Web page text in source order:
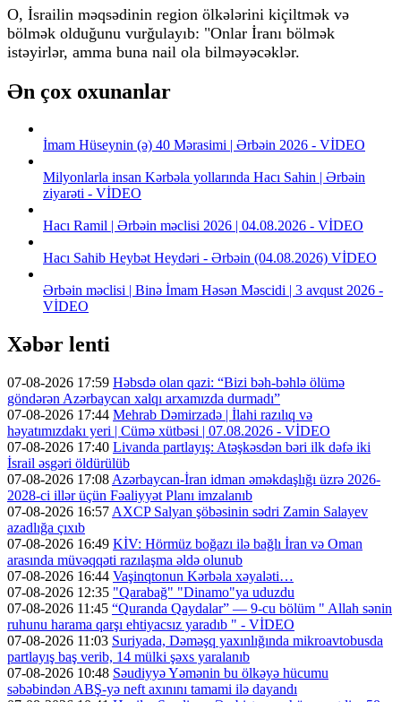
O, İsrailin məqsədinin region ölkələrini kiçiltmək və
bölmək olduğunu vurğulayıb: "Onlar İranı bölmək
istəyirlər, amma buna nail ola bilməyəcəklər.
Ən çox oxunanlar
İmam Hüseynin (ə) 40 Mərasimi | Ərbəin 2026 - VİDEO
Milyonlarla insan Kərbəla yollarında Hacı Sahin | Ərbəin
ziyarəti - VİDEO
Hacı Ramil | Ərbəin məclisi 2026 | 04.08.2026 - VİDEO
Hacı Sahib Heybət Heydəri - Ərbəin (04.08.2026) VİDEO
Ərbəin məclisi | Binə İmam Həsən Məscidi | 3 avqust 2026 -
VİDEO
Xəbər lenti
07-08-2026 17:59 Həbsdə olan qazi: “Bizi bəh-bəhlə ölümə
göndərən Azərbaycan xalqı arxamızda durmadı”
07-08-2026 17:44 Mehrab Dəmirzadə | İlahi razılıq və
həyatımızdakı yeri | Cümə xütbəsi | 07.08.2026 - VİDEO
07-08-2026 17:40 Livanda partlayış: Atəşkəsdən bəri ilk dəfə iki
İsrail əsgəri öldürülüb
07-08-2026 17:08 Azərbaycan-İran idman əməkdaşlığı üzrə 2026-
2028-ci illər üçün Fəaliyyət Planı imzalanıb
07-08-2026 16:57 AXCP Salyan şöbəsinin sədri Zamin Salayev
azadlığa çıxıb
07-08-2026 16:49 KİV: Hörmüz boğazı ilə bağlı İran və Oman
arasında müvəqqəti razılaşma əldə olunub
07-08-2026 16:44 Vaşinqtonun Kərbəla xəyaləti…
07-08-2026 12:35 "Qarabağ" "Dinamo"ya uduzdu
07-08-2026 11:45 “Quranda Qaydalar” — 9-cu bölüm " Allah sənin
ruhunu harama qarşı ehtiyacsız yaradıb " - VİDEO
07-08-2026 11:03 Suriyada, Dəməşq yaxınlığında mikroavtobusda
partlayış baş verib, 14 mülki şəxs yaralanıb
07-08-2026 10:48 Səudiyyə Yəmənin bu ölkəyə hücumu
səbəbindən ABŞ-yə neft axınını tamami ilə dayandı